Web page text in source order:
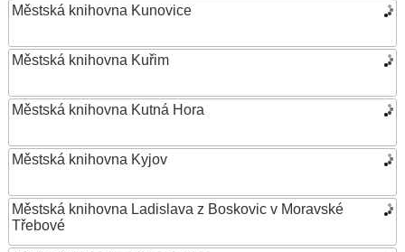
Městská knihovna Kunovice
Městská knihovna Kuřim
Městská knihovna Kutná Hora
Městská knihovna Kyjov
Městská knihovna Ladislava z Boskovic v Moravské
Třebové